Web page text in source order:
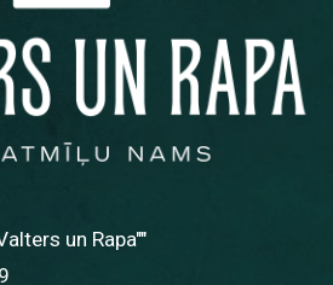
un Rapa""